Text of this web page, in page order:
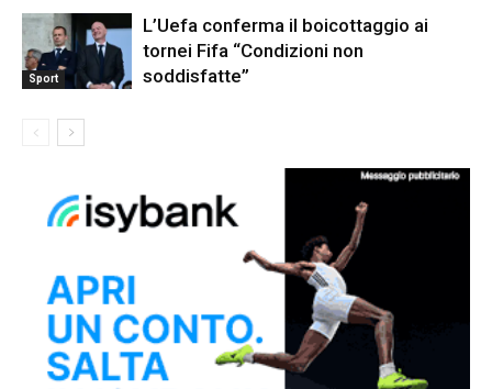
Sport
L’Uefa conferma il boicottaggio ai
tornei Fifa “Condizioni non
soddisfatte”